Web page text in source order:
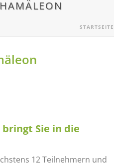
STARTSEITE
Sie in die
12 Teilnehmern und